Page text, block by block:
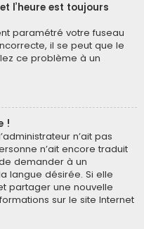
l’heure est toujours
paramétré votre fuseau
il se peut que le
ce problème à un
!
n’ait pas
n’ait encore traduit
demander à un
langue désirée. Si elle
partager une nouvelle
sur le site Internet